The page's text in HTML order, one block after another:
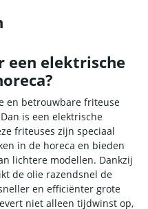
een elektrische
en betrouwbare friteuse
is een elektrische
friteuses zijn speciaal
in de horeca en bieden
lichtere modellen. Dankzij
de olie razendsnel de
en efficiënter grote
niet alleen tijdwinst op,